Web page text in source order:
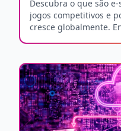
Descubra o que são
jogos competitivos e
cresce globalmente.